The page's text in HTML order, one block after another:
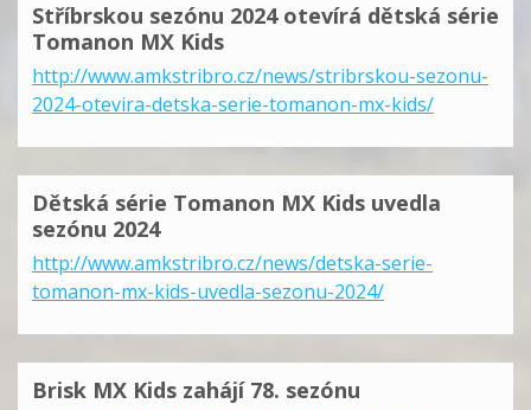
Stříbrskou sezónu 2024 otevírá dětská série
Tomanon MX Kids
http://www.amkstribro.cz/news/stribrskou-sezonu-
2024-otevira-detska-serie-tomanon-mx-kids/
Dětská série Tomanon MX Kids uvedla
sezónu 2024
http://www.amkstribro.cz/news/detska-serie-
tomanon-mx-kids-uvedla-sezonu-2024/
Brisk MX Kids zahájí 78. sezónu